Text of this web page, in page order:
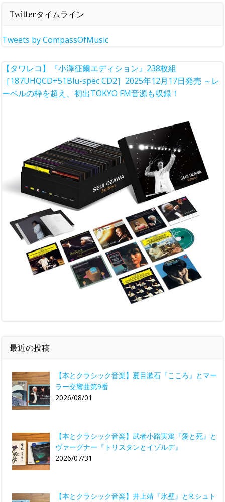
Twitterタイムライン
Tweets by CompassOfMusic
【タワレコ】『小澤征爾エディション』238枚組
［187UHQCD+51Blu-spec CD2］2025年12月17日発売 ～レ
ーベルの枠を超え、初出TOKYO FM音源も収録！
最近の投稿
【本とクラシック音楽】夏目漱石『こころ』とマー
ラー交響曲第9番
2026/08/01
【本とクラシック音楽】武者小路実篤『愛と死』と
ヴァーグナー『トリスタンとイゾルデ』
2026/07/31
【本とクラシック音楽】井上靖『氷壁』とR.シュト